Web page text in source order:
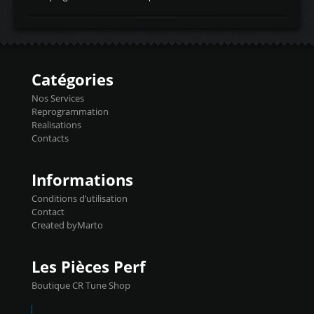
d'admissiontemp ex. pour atmo -30- 80°C
temperaturetemperature ldr moteurtemp
Injecteurs + Flashpro 1370€ TTC Le
précise et performante. Vous pourrez
basculer de la carto sans plomb à Ethanol à
l'aide du flashpro OPTION ECONOMIQUES
Reprog SP 98 sur le calculateur d'origine
450€ TTC Un gain d'environ 10cv et 15nm
Catégories
Nos Services
Reprogrammation
Realisations
Contacts
Informations
Conditions d’utilisation
Contact
Created byMarto
Les Pièces Perf
Boutique CR Tune Shop